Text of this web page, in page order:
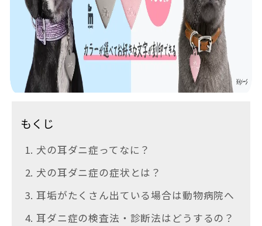
もくじ
1. 犬の耳ダニ症ってなに？
2. 犬の耳ダニ症の症状とは？
3. 耳垢がたくさん出ている場合は動物病院へ
4. 耳ダニ症の検査法・診断法はどうするの？